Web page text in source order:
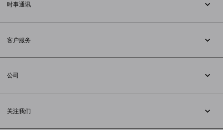
时事通讯
客户服务
配送方式
支付
常见问题解答
公司
法律问题
关注我们